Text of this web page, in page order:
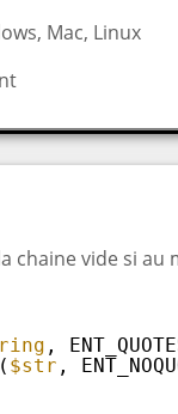
Mac, Linux
vide si au
,
$str ,